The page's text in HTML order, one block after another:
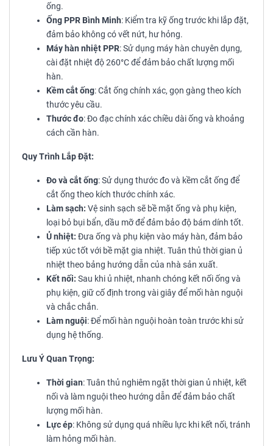
ống.
Ống PPR Bình Minh: Kiểm tra kỹ ống trước khi lắp đặt,
đảm bảo không có vết nứt, hư hỏng.
Máy hàn nhiệt PPR: Sử dụng máy hàn chuyên dụng,
cài đặt nhiệt độ 260°C để đảm bảo chất lượng mối
hàn.
Kềm cắt ống: Cắt ống chính xác, gọn gàng theo kích
thước yêu cầu.
Thước đo: Đo đạc chính xác chiều dài ống và khoảng
cách cần hàn.
Quy Trình Lắp Đặt:
Đo và cắt ống: Sử dụng thước đo và kềm cắt ống để
cắt ống theo kích thước chính xác.
Làm sạch: Vệ sinh sạch sẽ bề mặt ống và phụ kiện,
loại bỏ bụi bẩn, dầu mỡ để đảm bảo độ bám dính tốt.
Ủ nhiệt: Đưa ống và phụ kiện vào máy hàn, đảm bảo
tiếp xúc tốt với bề mặt gia nhiệt. Tuân thủ thời gian ủ
nhiệt theo bảng hướng dẫn của nhà sản xuất.
Kết nối: Sau khi ủ nhiệt, nhanh chóng kết nối ống và
phụ kiện, giữ cố định trong vài giây để mối hàn nguội
và chắc chắn.
Làm nguội: Để mối hàn nguội hoàn toàn trước khi sử
dụng hệ thống.
Lưu Ý Quan Trọng:
Thời gian: Tuân thủ nghiêm ngặt thời gian ủ nhiệt, kết
nối và làm nguội theo hướng dẫn để đảm bảo chất
lượng mối hàn.
Lực ép: Không sử dụng quá nhiều lực khi kết nối, tránh
làm hỏng mối hàn.